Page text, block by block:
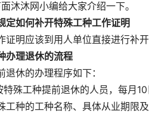
沐沐网小编给大家介绍一下。
定如何补开特殊工种工作证明
证明应该到用人单位直接进行补开
办理退休的流程
退休的办理程序如下：
特殊工种提前退休的人员，每月
工种的工种名称、具体从业期限